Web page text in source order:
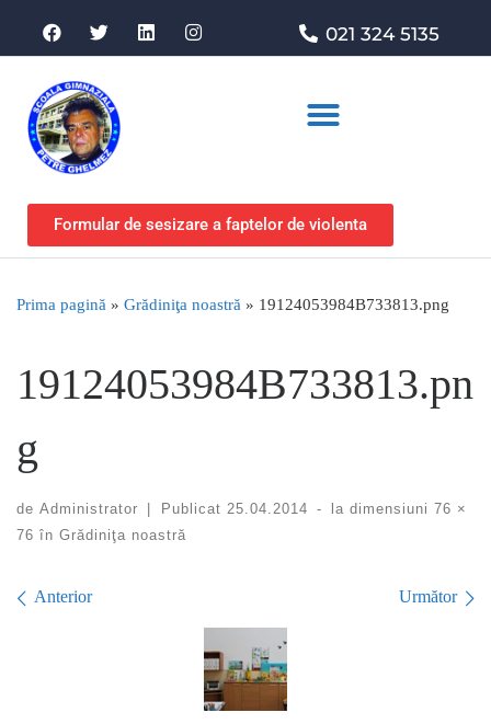
021 324 5135
Formular de sesizare a faptelor de violenta
Prima pagină » Grădiniţa noastră » 19124053984B733813.png
19124053984B733813.pn
g
de Administrator | Publicat 25.04.2014 - la dimensiuni 76 ×
76 în Grădiniţa noastră
Navigare în imagini
Anterior Următor